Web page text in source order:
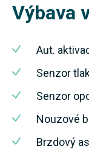
Výbava
Aut.
Senzor
Senzor
Nouzové
Brzdový